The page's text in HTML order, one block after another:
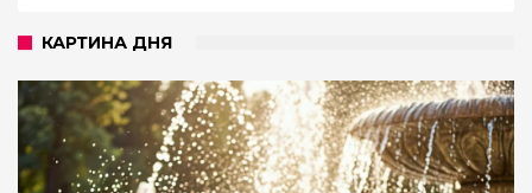
КАРТИНА ДНЯ